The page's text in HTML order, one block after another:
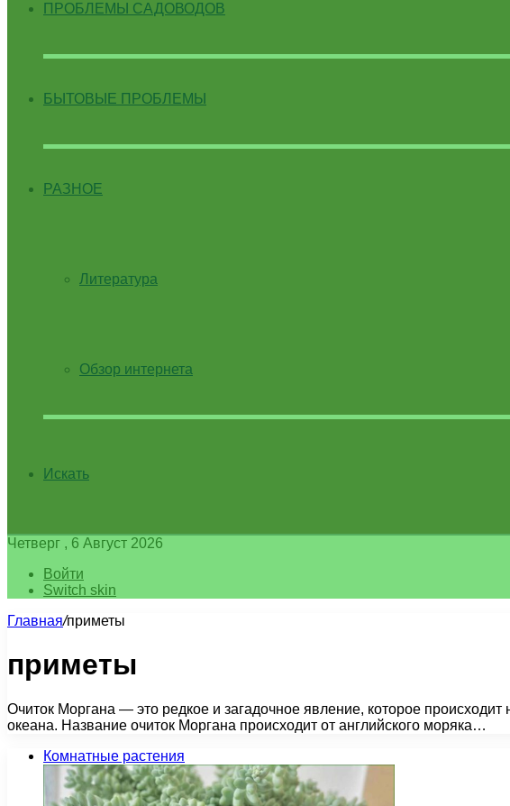
ПРОБЛЕМЫ САДОВОДОВ
БЫТОВЫЕ ПРОБЛЕМЫ
РАЗНОЕ
Литература
Обзор интернета
Искать
Четверг , 6 Август 2026
Войти
Switch skin
Главная/приметы
приметы
Очиток Моргана — это редкое и загадочное явление, которое
океана. Название очиток Моргана происходит от английского моряка…
Комнатные растения